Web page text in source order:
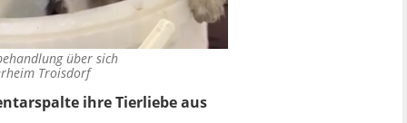
über sich
Troisdorf
ihre Tierliebe aus